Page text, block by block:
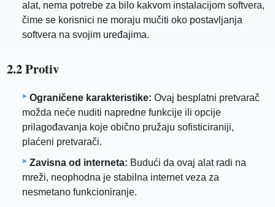
alat, nema potrebe za bilo kakvom instalacijom softvera,
čime se korisnici ne moraju mučiti oko postavljanja
softvera na svojim uređajima.
2.2 Protiv
Ograničene karakteristike: Ovaj besplatni pretvarač
možda neće nuditi napredne funkcije ili opcije
prilagođavanja koje obično pružaju sofisticiraniji,
plaćeni pretvarači.
Zavisna od interneta: Budući da ovaj alat radi na
mreži, neophodna je stabilna internet veza za
nesmetano funkcioniranje.